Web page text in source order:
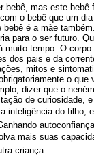
bebê, mas este
o bebê que um
é a mãe
para o ser futuro.
muito tempo. O
dos pais e da
mitos e
o
dizer que o
de curiosidade,
inteligência do
mais suas
criança.